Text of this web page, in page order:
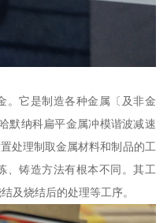
。它是制造各种金属〔及非金
默纳科扁平金属冲模谐波减速
处理制取金属材料和制品的工
、铸造方法有根本不同。其工
及烧结后的处理等工序。